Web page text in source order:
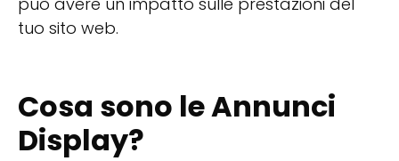
tuo sito web.
Cosa sono le Annunci
Display?